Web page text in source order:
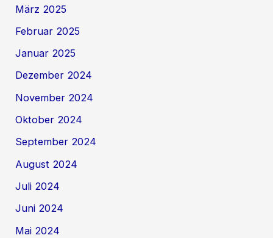
März 2025
Februar 2025
Januar 2025
Dezember 2024
November 2024
Oktober 2024
September 2024
August 2024
Juli 2024
Juni 2024
Mai 2024